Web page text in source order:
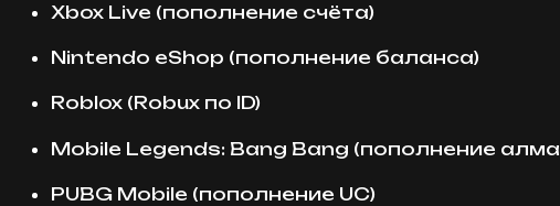
Xbox Live (пополнение счёта)
Nintendo eShop (пополнение баланса)
Roblox (Robux по ID)
Mobile Legends: Bang Bang (пополнение
PUBG Mobile (пополнение UC)